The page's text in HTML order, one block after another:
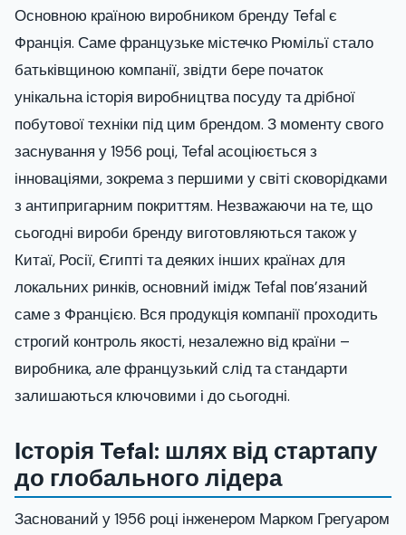
Основною країною виробником бренду Tefal є
Франція. Саме французьке містечко Рюмільї стало
батьківщиною компанії, звідти бере початок
унікальна історія виробництва посуду та дрібної
побутової техніки під цим брендом. З моменту свого
заснування у 1956 році, Tefal асоціюється з
інноваціями, зокрема з першими у світі сковорідками
з антипригарним покриттям. Незважаючи на те, що
сьогодні вироби бренду виготовляються також у
Китаї, Росії, Єгипті та деяких інших країнах для
локальних ринків, основний імідж Tefal пов’язаний
саме з Францією. Вся продукція компанії проходить
строгий контроль якості, незалежно від країни –
виробника, але французький слід та стандарти
залишаються ключовими і до сьогодні.
Історія Tefal: шлях від стартапу
до глобального лідера
Заснований у 1956 році інженером Марком Грегуаром